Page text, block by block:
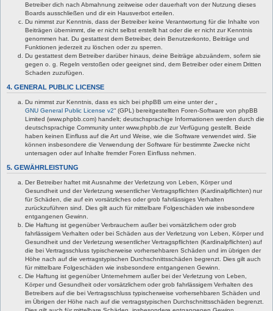
Betreiber dich nach Abmahnung zeitweise oder dauerhaft von der Nutzung dieses
Boards ausschließen und dir ein Hausverbot erteilen.
Du nimmst zur Kenntnis, dass der Betreiber keine Verantwortung für die Inhalte von
Beiträgen übernimmt, die er nicht selbst erstellt hat oder die er nicht zur Kenntnis
genommen hat. Du gestattest dem Betreiber, dein Benutzerkonto, Beiträge und
Funktionen jederzeit zu löschen oder zu sperren.
Du gestattest dem Betreiber darüber hinaus, deine Beiträge abzuändern, sofern sie
gegen o. g. Regeln verstoßen oder geeignet sind, dem Betreiber oder einem Dritten
Schaden zuzufügen.
4. GENERAL PUBLIC LICENSE
Du nimmst zur Kenntnis, dass es sich bei phpBB um eine unter der „
GNU General Public License v2“ (GPL) bereitgestellten Foren-Software von phpBB
Limited (www.phpbb.com) handelt; deutschsprachige Informationen werden durch die
deutschsprachige Community unter www.phpbb.de zur Verfügung gestellt. Beide
haben keinen Einfluss auf die Art und Weise, wie die Software verwendet wird. Sie
können insbesondere die Verwendung der Software für bestimmte Zwecke nicht
untersagen oder auf Inhalte fremder Foren Einfluss nehmen.
5. GEWÄHRLEISTUNG
Der Betreiber haftet mit Ausnahme der Verletzung von Leben, Körper und
Gesundheit und der Verletzung wesentlicher Vertragspflichten (Kardinalpflichten) nur
für Schäden, die auf ein vorsätzliches oder grob fahrlässiges Verhalten
zurückzuführen sind. Dies gilt auch für mittelbare Folgeschäden wie insbesondere
entgangenen Gewinn.
Die Haftung ist gegenüber Verbrauchern außer bei vorsätzlichem oder grob
fahrlässigem Verhalten oder bei Schäden aus der Verletzung von Leben, Körper und
Gesundheit und der Verletzung wesentlicher Vertragspflichten (Kardinalpflichten) auf
die bei Vertragsschluss typischerweise vorhersehbaren Schäden und im übrigen der
Höhe nach auf die vertragstypischen Durchschnittsschäden begrenzt. Dies gilt auch
für mittelbare Folgeschäden wie insbesondere entgangenen Gewinn.
Die Haftung ist gegenüber Unternehmern außer bei der Verletzung von Leben,
Körper und Gesundheit oder vorsätzlichem oder grob fahrlässigem Verhalten des
Betreibers auf die bei Vertragsschluss typischerweise vorhersehbaren Schäden und
im Übrigen der Höhe nach auf die vertragstypischen Durchschnittsschäden begrenzt.